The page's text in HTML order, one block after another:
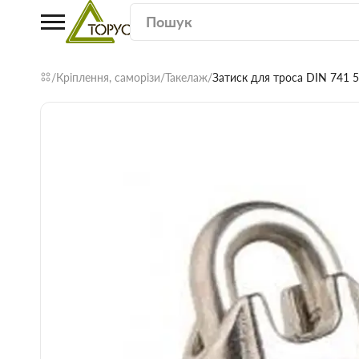
Кріплення, саморізи Такелаж Затиск для троса DIN 741